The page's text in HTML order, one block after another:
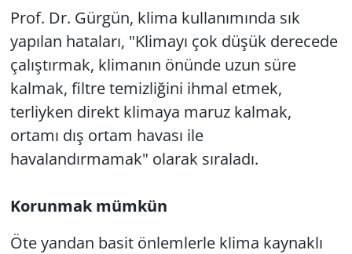
Prof. Dr. Gürgün, klima kullanımında sık
yapılan hataları, "Klimayı çok düşük derecede
çalıştırmak, klimanın önünde uzun süre
kalmak, filtre temizliğini ihmal etmek,
terliyken direkt klimaya maruz kalmak,
ortamı dış ortam havası ile
havalandırmamak" olarak sıraladı.
Korunmak mümkün
Öte yandan basit önlemlerle klima kaynaklı